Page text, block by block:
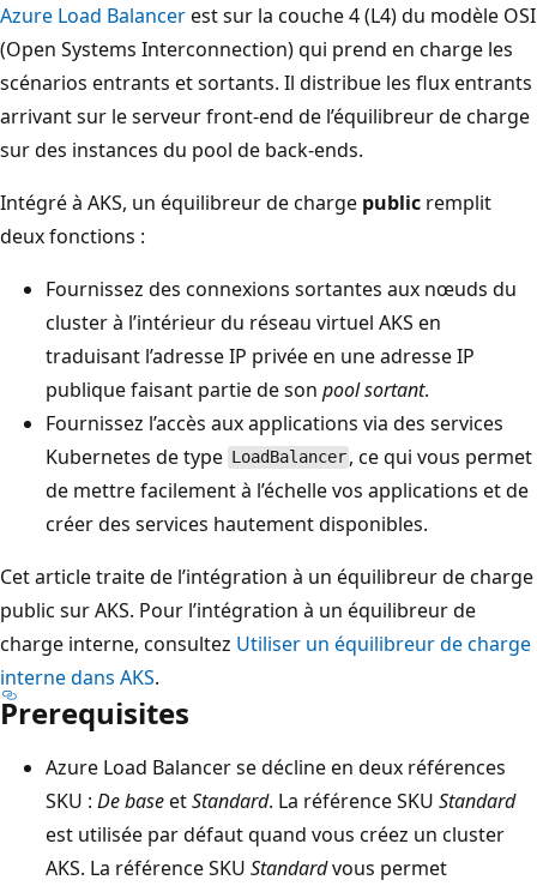
Azure Load Balancerest sur la couche 4 (L4) du modèle OSI
(Open Systems Interconnection) qui prend en charge les
scénarios entrants et sortants. Il distribue les flux entrants
arrivant sur le serveur front-end de l’équilibreur de charge
sur des instances du pool de back-ends.
Intégré à AKS, un équilibreur de charge public remplit
deux fonctions :
Fournissez des connexions sortantes aux nœuds du
cluster à l’intérieur du réseau virtuel AKS en
traduisant l’adresse IP privée en une adresse IP
publique faisant partie de son pool sortant.
Fournissez l’accès aux applications via des services
Kubernetes de type LoadBalancer , ce qui vous permet
de mettre facilement à l’échelle vos applications et de
créer des services hautement disponibles.
Cet article traite de l’intégration à un équilibreur de charge
public sur AKS. Pour l’intégration à un équilibreur de
charge interne, consultez Utiliser un équilibreur de charge
interne dans AKS.
Prerequisites
Azure Load Balancer se décline en deux références
SKU : De baseetStandard. La référence SKU Standard
est utilisée par défaut quand vous créez un cluster
AKS. La référence SKU Standardvous permet